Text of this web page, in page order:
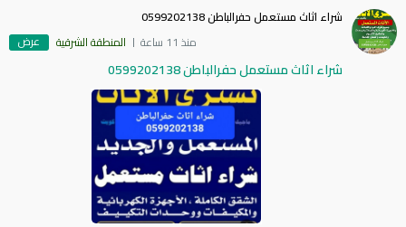
شراء اثاث مستعمل حفرالباطن 0599202138
منذ 11 ساعة
المنطقة الشرقية عرض
شراء اثاث مستعمل حفرالباطن 0599202138